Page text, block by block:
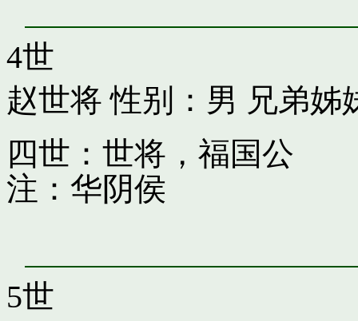
4世
赵世将 性别：男 兄弟姊
四世：世将，福国公
注：华阴侯
5世